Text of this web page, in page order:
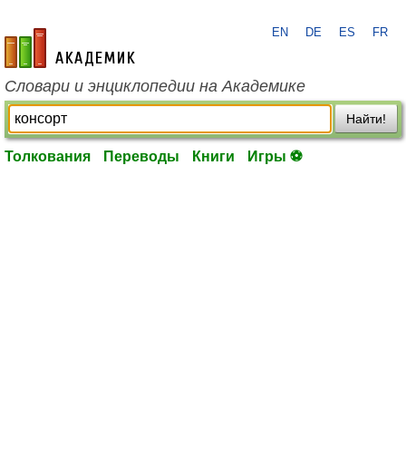
academic.ru
EN DE ES FR
Словари и энциклопедии на Академике
Найти!
Толкования Переводы Книги Игры ⚽